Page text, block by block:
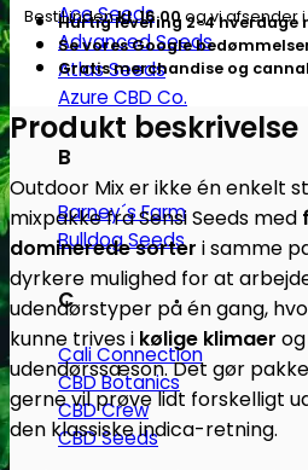
Ace Seeds
Advanced Seeds
Atlas Seeds
Azure CBD Co.
B
Barney´s Farm
Bulldog Seeds
C
Cali Connection
CBD Botanics
CBD Crew
CBD Seeds
Regulære
skunkfrø
Sensi
Seeds
antal
Bestil indenkl. 16.00og vi afsender
Hurtig levering 2-4 hverdage
Se vores Google
Gratis merchandise og
Produkt beskrivelse
Outdoor Mix er ikke én enkelt
mixpakke fra Sensi Seeds med
dominerede sorter i samme
dyrkere mulighed for at
udendørstyper på én gang,
kunne trives i kølige klimaer
udendørssæson. Det gør
gerne vil prøve lidt forskelligt
den klassiske indica-retning.